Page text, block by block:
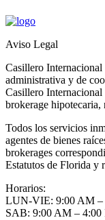
Aviso Legal
Casillero
administrativa y de
Casillero
brokerage hipotecaria,
Todos los servicios
agentes de bienes
brokerages
Estatutos de Florida y
Horarios:
LUN-VIE: 9:00 AM –
SAB: 9:00 AM – 4:00